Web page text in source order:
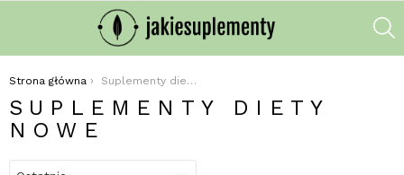
Jesteś tutaj:
Strona główna Suplementy diety Nowe
SUPLEMENTY DIETY
NOWE